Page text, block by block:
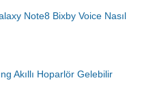
Note8 Bixby Voice Nasıl
Akıllı Hoparlör Gelebilir